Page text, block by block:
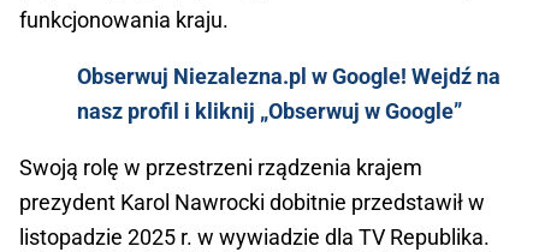
funkcjonowania kraju.
Obserwuj Niezalezna.pl w Google! Wejdź na
nasz profil i kliknij „Obserwuj w Google”
Swoją rolę w przestrzeni rządzenia krajem
prezydent Karol Nawrocki dobitnie przedstawił w
listopadzie 2025 r. w wywiadzie dla TV Republika.